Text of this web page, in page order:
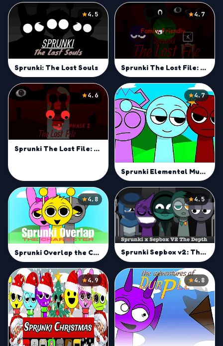
4.5
Sprunki: The Lost Souls
4.7
Sprunki The Lost File: Family Friendly
4.6
Sprunki The Lost File: Phase 2
4.7
Sprunki Elemental Musician Mod
4.8
Sprunki Overlap the Characters
4.5
Sprunki Sepbox v2: The Depth
4.9 4.8